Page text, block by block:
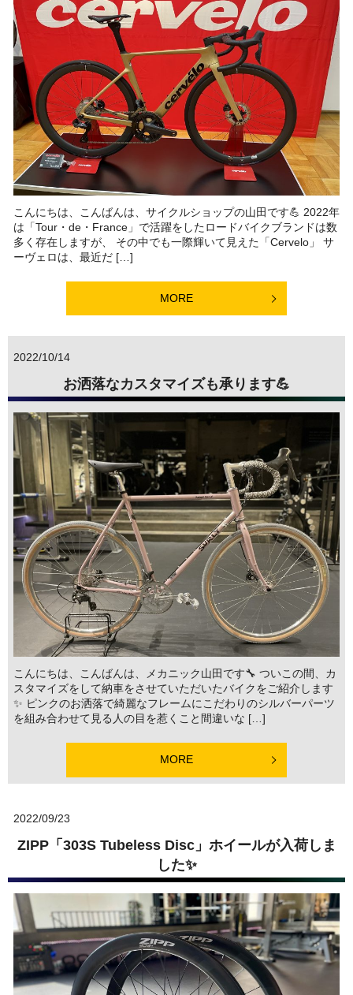
こんにちは、こんばんは、サイクルショップの山田です💪 2022年
は「Tour・de・France」で活躍をしたロードバイクブランドは数
多く存在しますが、 その中でも一際輝いて見えた「Cervelo」 サ
ーヴェロは、最近だ […]
MORE
2022/10/14
お洒落なカスタマイズも承ります💪
こんにちは、こんばんは、メカニック山田です🔧 ついこの間、カ
スタマイズをして納車をさせていただいたバイクをご紹介します
✨ ピンクのお洒落で綺麗なフレームにこだわりのシルバーパーツ
を組み合わせて見る人の目を惹くこと間違いな […]
MORE
2022/09/23
ZIPP「303S Tubeless Disc」ホイールが入荷しま
した✨